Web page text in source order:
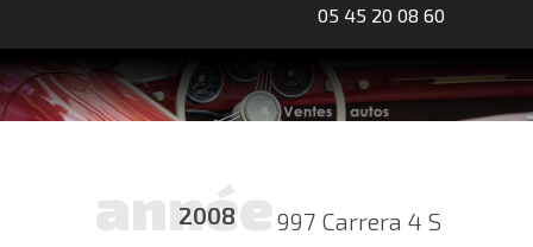
05 45 20 08 60
année
2008 997 Carrera 4 S